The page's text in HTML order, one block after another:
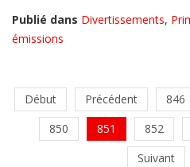
Publié dans Divertissements,
émissions
Début Précédent 846
850
851 852
Suivant